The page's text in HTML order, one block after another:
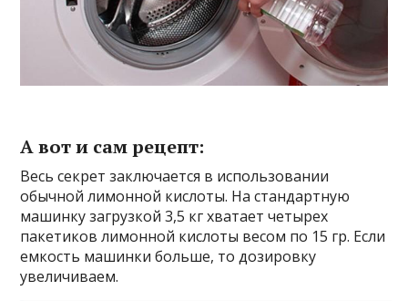
А вот и сам рецепт:
Весь секрет заключается в использовании
обычной лимонной кислоты. На стандартную
машинку загрузкой 3,5 кг хватает четырех
пакетиков лимонной кислоты весом по 15 гр. Если
емкость машинки больше, то дозировку
увеличиваем.